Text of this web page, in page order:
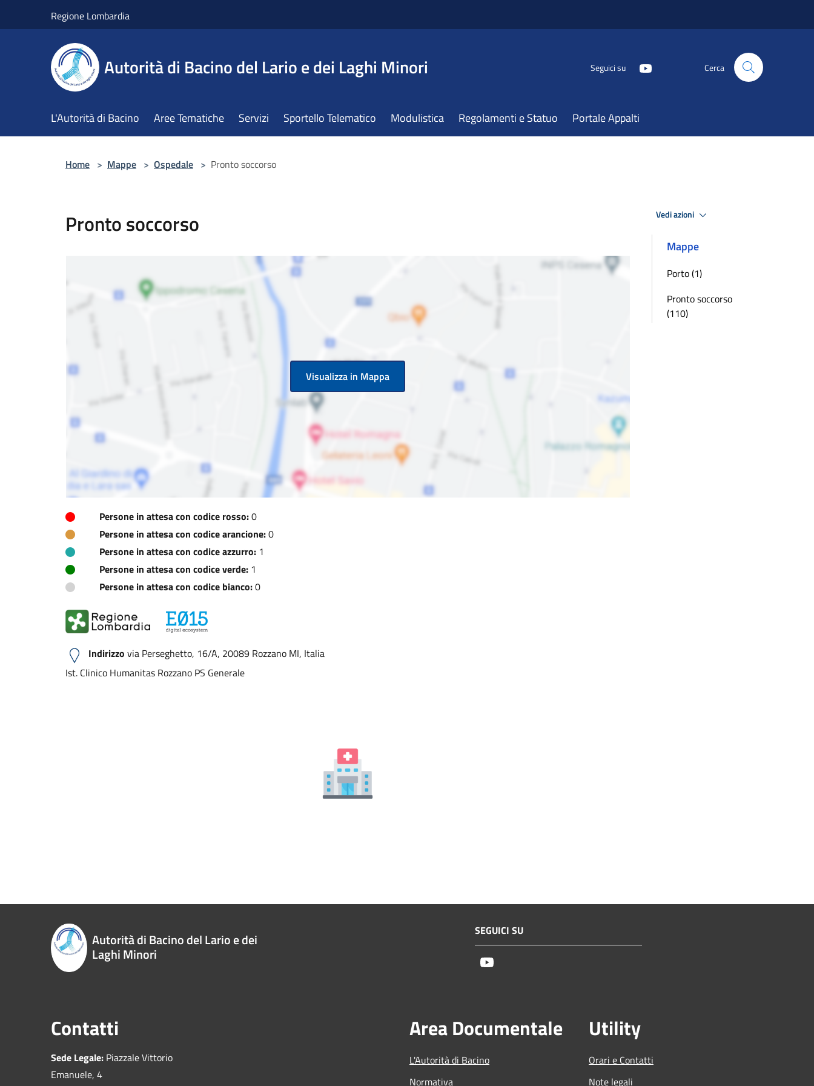
Regione Lombardia
Autorità di Bacino del Lario e dei Laghi Minori Seguici su Cerca
L'Autorità di Bacino Aree Tematiche Servizi Sportello Telematico Modulistica Regolamenti e Statuo Portale Appalti
Home > Mappe > Ospedale > Pronto soccorso
Pronto soccorso
Visualizza in Mappa
Persone in attesa con codice rosso:0
Persone in attesa con codice arancione:0
Persone in attesa con codice azzurro: 1
Persone in attesa con codice verde: 1
Persone in attesa con codice bianco:0
Indirizzo via Perseghetto, 16/A, 20089 Rozzano MI, Italia
Ist. Clinico Humanitas Rozzano PS Generale
Vedi azioni
Mappe
Porto (1)
Pronto soccorso
(110)
Autorità di Bacino del Lario e dei
Laghi Minori
SEGUICI SU
Contatti
Sede Legale: Piazzale Vittorio
Emanuele, 4
Area Documentale
L'Autorità di Bacino
Normativa
Utility
Orari e Contatti
Note legali